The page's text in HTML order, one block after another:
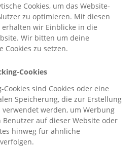
Cookies, um das Website-
zu optimieren. Mit diesen
erhalten wir Einblicke in die
Wir bitten um deine
Cookies zu setzen.
Cookies
sind Cookies oder eine
Speicherung, die zur Erstellung
werden, um Werbung
auf dieser Website oder
hinweg für ähnliche